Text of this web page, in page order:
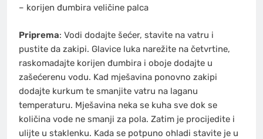
– korijen đumbira veličine palca
Priprema: Vodi dodajte šećer, stavite na vatru i
pustite da zakipi. Glavice luka narežite na četvrtine,
raskomadajte korijen đumbira i oboje dodajte u
zašećerenu vodu. Kad mješavina ponovno zakipi
dodajte kurkum te smanjite vatru na laganu
temperaturu. Mješavina neka se kuha sve dok se
količina vode ne smanji za pola. Zatim je procijedite i
ulijte u staklenku. Kada se potpuno ohladi stavite je u